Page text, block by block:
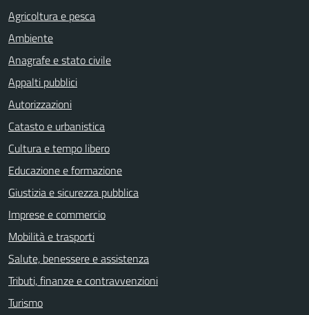
Agricoltura e pesca
Ambiente
Anagrafe e stato civile
Appalti pubblici
Autorizzazioni
Catasto e urbanistica
Cultura e tempo libero
Educazione e formazione
Giustizia e sicurezza pubblica
Imprese e commercio
Mobilità e trasporti
Salute, benessere e assistenza
Tributi, finanze e contravvenzioni
Turismo